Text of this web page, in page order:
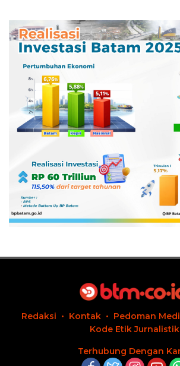
Redaksi Kontak Pedoman
Kode Etik Jurnalistik
Terhubung Dengan